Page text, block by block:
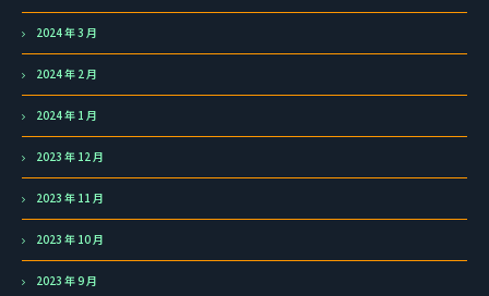
2024 年 3 月
2024 年 2 月
2024 年 1 月
2023 年 12 月
2023 年 11 月
2023 年 10 月
2023 年 9 月